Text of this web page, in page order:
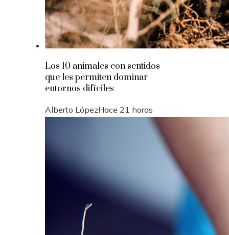
Los 10 animales con sentidos
que les permiten dominar
entornos difíciles
Alberto LópezHace 21 horas